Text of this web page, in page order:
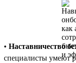
• Наставничество
специалисты умеют